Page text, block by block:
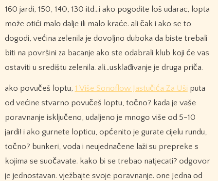
160 jardi, 150, 140, 130 itd…i ako pogodite loš udarac, lopta
može otići malo dalje ili malo kraće. ali čak i ako se to
dogodi, većina zelenila je dovoljno duboka da biste trebali
biti na površini za bacanje ako ste odabrali klub koji će vas
ostaviti u središtu zelenila. ali…usklađivanje je druga priča.
ako povučeš loptu, 1 Više Sonoflow Jastučića Za Uši puta
od većine stvarno povučeš loptu, točno? kada je vaše
poravnanje isključeno, udaljeno je mnogo više od 5-10
jardi! i ako gurnete lopticu, općenito je gurate cijelu rundu,
točno? bunkeri, voda i neujednačene laži su prepreke s
kojima se suočavate. kako bi se trebao natjecati? odgovor
je jednostavan. vježbajte svoje poravnanje. one Jedna od